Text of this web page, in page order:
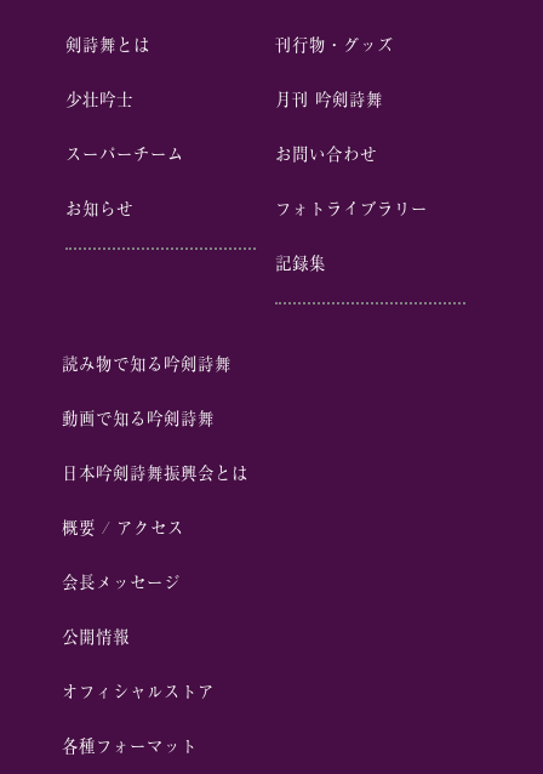
剣詩舞とは
少壮吟⼠
スーパーチーム
お知らせ
刊行物・グッズ
⽉刊 吟剣詩舞
お問い合わせ
フォトライブラリー
記録集
読み物で知る吟剣詩舞
動画で知る吟剣詩舞
⽇本吟剣詩舞振興会とは
概要 / アクセス
会⻑メッセージ
公開情報
オフィシャルストア
各種フォーマット